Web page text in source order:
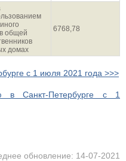
общей
домах
6768,78
с 1 июля 2021 года >>>
обновление: 14-07-2021